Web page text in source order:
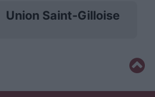
Union Saint-Gilloise